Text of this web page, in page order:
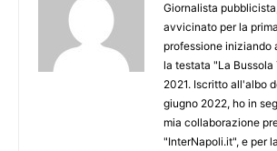
Giornalista
avvicinato per la
professione iniziando
la testata "La Bussola
2021. Iscritto all'albo
giugno 2022, ho in
mia collaborazione
"InterNapoli.it", e per